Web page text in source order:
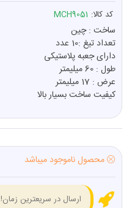
کد کالا: MCH9051
ساخت : چین
تعداد تیغ :10 عدد
دارای جعبه پلاستیکی
طول : 60 میلیمتر
عرض : 17 میلیمتر
کیفیت ساخت بسیار بالا
محصول ناموجود میباشد
ارسال در سریعترین زمان!